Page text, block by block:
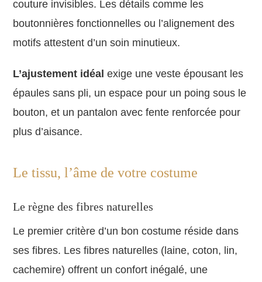
couture invisibles. Les détails comme les
boutonnières fonctionnelles ou l’alignement des
motifs attestent d’un soin minutieux.
L’ajustement idéal exige une veste épousant les
épaules sans pli, un espace pour un poing sous le
bouton, et un pantalon avec fente renforcée pour
plus d’aisance.
Le tissu, l’âme de votre costume
Le règne des fibres naturelles
Le premier critère d’un bon costume réside dans
ses fibres. Les fibres naturelles (laine, coton, lin,
cachemire) offrent un confort inégalé, une